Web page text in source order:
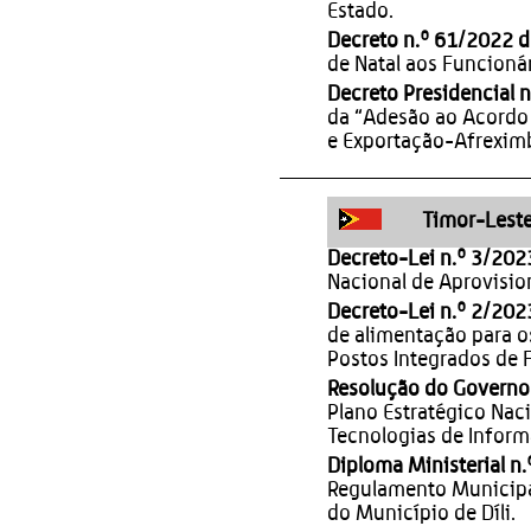
Estado.
Decreto n.º 61/2022
de Natal aos
Decreto Presidencial
da “Adesão ao
e Exportação-
Timor-
Decreto-Lei n.º 3/
Nacional de
Decreto-Lei n.º 2/
de alimentação para
Postos Integrados de
Resolução do
Plano Estratégico
Tecnologias de
Diploma Ministerial
Regulamento
do Município de Díli.